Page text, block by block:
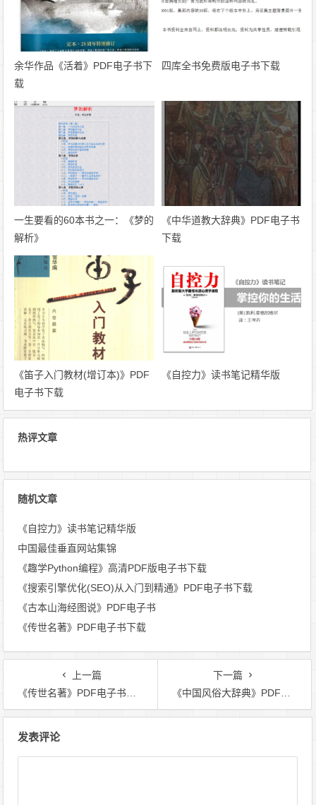
余华作品《活着》PDF电子书下
载
四库全书免费版电子书下载
一生要看的60本书之一：《梦的
解析》
《中华道教大辞典》PDF电子书
下载
《笛子入门教材(增订本)》PDF
电子书下载
《自控力》读书笔记精华版
热评文章
随机文章
《自控力》读书笔记精华版
中国最佳垂直网站集锦
《趣学Python编程》高清PDF版电子书下载
《搜索引擎优化(SEO)从入门到精通》PDF电子书下载
《古本山海经图说》PDF电子书
《传世名著》PDF电子书下载
上一篇
《传世名著》PDF电子书下载
下一篇
《中国风俗大辞典》PDF电子书下载
发表评论